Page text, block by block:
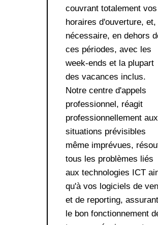
couvrant totalement vos
horaires d'ouverture, et,
nécessaire, en dehors
ces périodes, avec les
week-ends et la plupart
des vacances inclus.
Notre centre d'appels
professionnel, réagit
professionnellement aux
situations prévisibles
même imprévues,
tous les problèmes liés
aux technologies ICT
qu'à vos logiciels de
et de reporting, assurant
le bon fonctionnement